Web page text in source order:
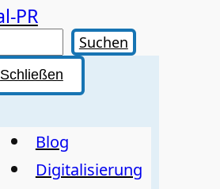
Suchen
Schließen
Blog
Digitalisierung